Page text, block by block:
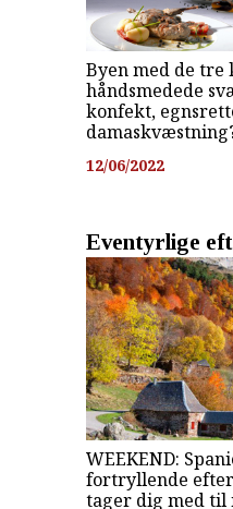
Byen med de
håndsmedede
konfekt,
12/06/2022
Eventyrlige
WEEKEND:
fortryllende
tager dig med til